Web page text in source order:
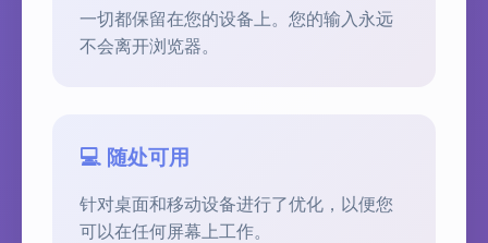
一切都保留在您的设备上。您的输入永远
不会离开浏览器。
💻 随处可用
针对桌面和移动设备进行了优化，以便您
可以在任何屏幕上工作。